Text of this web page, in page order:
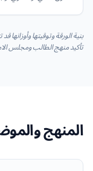
بنية الورقة وتوقيتها
تأكيد منهج الطالب ومجلس
المنهج